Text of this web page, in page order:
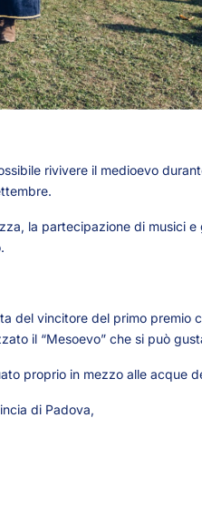
rivivere il medioevo
la partecipazione di musici
vincitore del primo premio
il “Mesoevo” che si può
proprio in mezzo alle acque
di Padova,